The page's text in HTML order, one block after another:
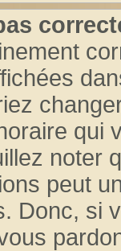
qui
noter
peut
Donc, si